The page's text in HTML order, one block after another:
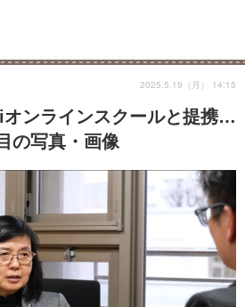
ンラインスクールと提携…
の写真・画像
2025.5.19（月） 14:15